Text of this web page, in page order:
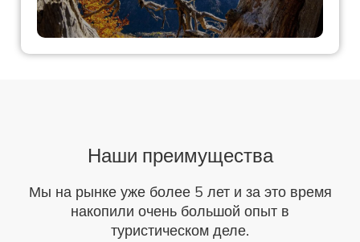
Наши преимущества
Мы на рынке уже более 5 лет и за это время
накопили очень большой опыт в
туристическом деле.